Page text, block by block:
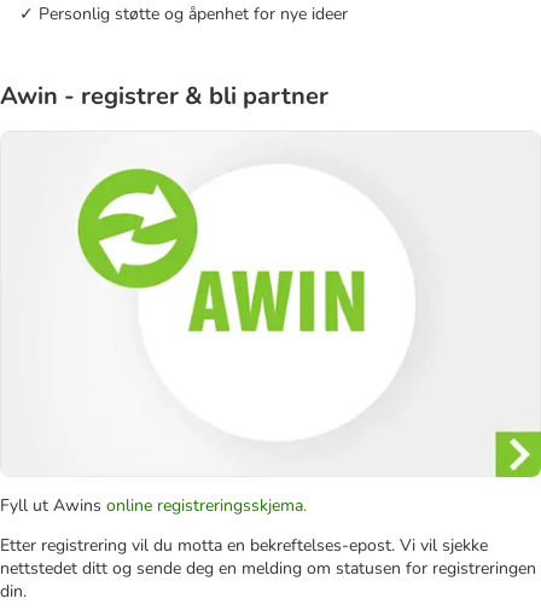
✓ Personlig støtte og åpenhet for nye ideer
Awin - registrer & bli partner
Fyll ut Awins online registreringsskjema.
Etter registrering vil du motta en bekreftelses-epost. Vi vil sjekke
nettstedet ditt og sende deg en melding om statusen for registreringen
din.